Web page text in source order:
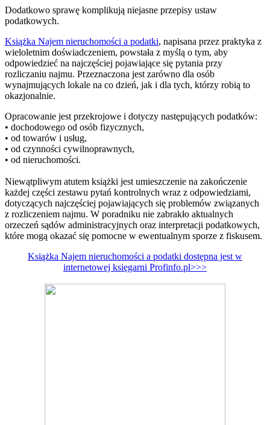
Dodatkowo sprawę komplikują niejasne przepisy ustaw
podatkowych.
Książka Najem nieruchomości a podatki, napisana przez praktyka z
wieloletnim doświadczeniem, powstała z myślą o tym, aby
odpowiedzieć na najczęściej pojawiające się pytania przy
rozliczaniu najmu. Przeznaczona jest zarówno dla osób
wynajmujących lokale na co dzień, jak i dla tych, którzy robią to
okazjonalnie.
Opracowanie jest przekrojowe i dotyczy następujących podatków:
• dochodowego od osób fizycznych,
• od towarów i usług,
• od czynności cywilnoprawnych,
• od nieruchomości.
Niewątpliwym atutem książki jest umieszczenie na zakończenie
każdej części zestawu pytań kontrolnych wraz z odpowiedziami,
dotyczących najczęściej pojawiających się problemów związanych
z rozliczeniem najmu. W poradniku nie zabrakło aktualnych
orzeczeń sądów administracyjnych oraz interpretacji podatkowych,
które mogą okazać się pomocne w ewentualnym sporze z fiskusem.
Książka Najem nieruchomości a podatki dostępna jest w
internetowej księgarni Profinfo.pl>>>